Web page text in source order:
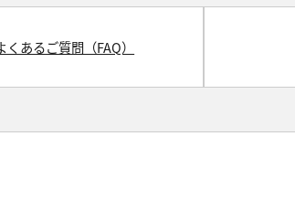
くあるご質問（FAQ）